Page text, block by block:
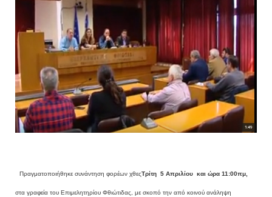
Πραγματοποιήθηκε συνάντηση φορέων χθεςΤρίτη 5 Απριλίου και ώρα 11:00πμ,
στα γραφεία του Επιμελητηρίου Φθιώτιδας, με σκοπό την από κοινού ανάληψη